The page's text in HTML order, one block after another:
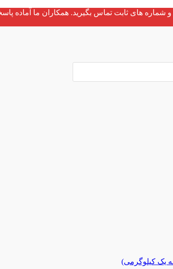
و شماره های ثابت تماس بگیرید. همکاران ما آماده